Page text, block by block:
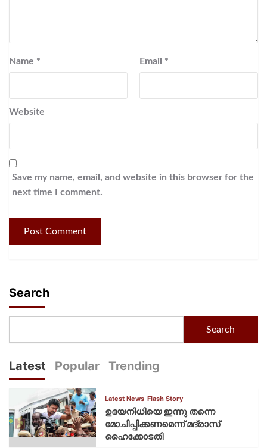
Name * Email *
Website
Save my name, email, and website in this browser for the
next time I comment.
Search
Search
Latest Popular Trending
Latest News Flash Story
ഉദയനിധിയെ ഇന്നു തന്നെ
മോചിപ്പിക്കണമെന്ന് മദ്രാസ്
ഹൈക്കോടതി